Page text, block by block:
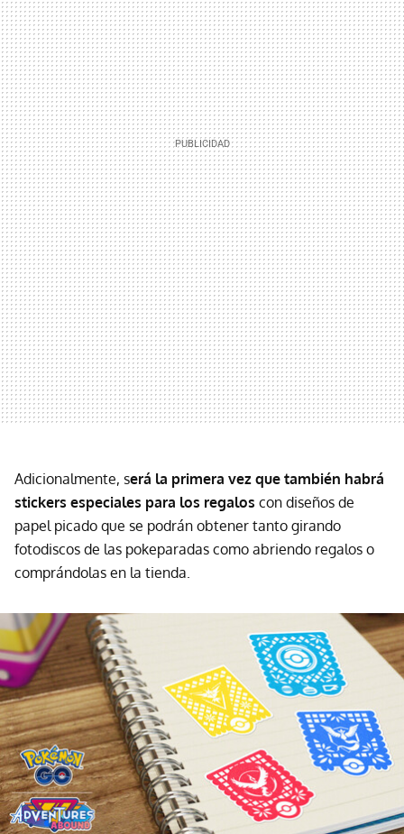
Adicionalmente, será la primera vez que también habrá
stickers especiales para los regalos con diseños de
papel picado que se podrán obtener tanto girando
fotodiscos de las pokeparadas como abriendo regalos o
comprándolas en la tienda.